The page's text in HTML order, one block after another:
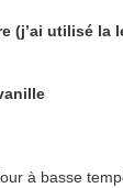
(j’ai utilisé la
à basse